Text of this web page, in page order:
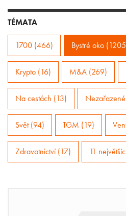
TÉMATA
1700 (466) Bystré oko
Krypto (16) M&A (269)
Na cestách (13)
Svět (94) TGM (19)
Zdravotnictví (17) 11